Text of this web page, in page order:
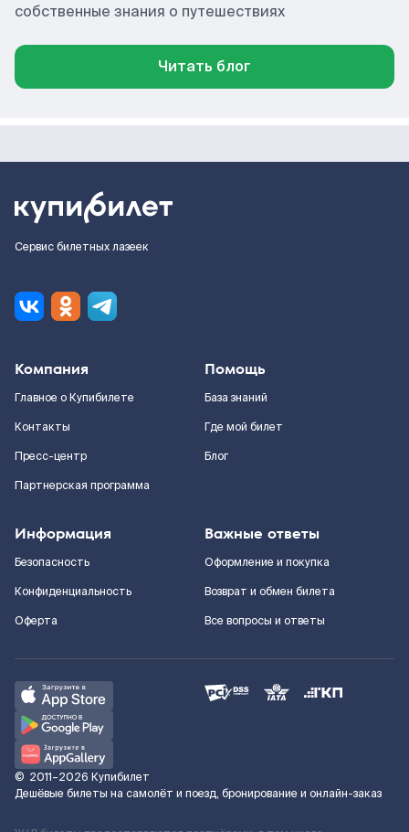
собственные знания о путешествиях
Читать блог
Сервис билетных лазеек
Компания
Главное о Купибилете
Контакты
Пресс-центр
Партнерская программа
Помощь
База знаний
Где мой билет
Блог
Информация
Безопасность
Конфиденциальность
Оферта
Важные ответы
Оформление и покупка
Возврат и обмен билета
Все вопросы и ответы
© 2011–2026 Купибилет
Дешёвые билеты на самолёт и поезд, бронирование и онлайн-заказ